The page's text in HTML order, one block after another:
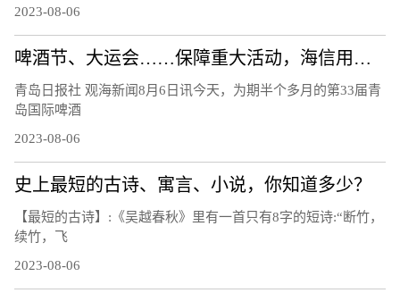
2023-08-06
啤酒节、大运会……保障重大活动，海信用技术破解交通治理难题
青岛日报社 观海新闻8月6日讯今天，为期半个多月的第33届青
岛国际啤酒
2023-08-06
史上最短的古诗、寓言、小说，你知道多少？
【最短的古诗】:《吴越春秋》里有一首只有8字的短诗:“断竹，
续竹，飞
2023-08-06